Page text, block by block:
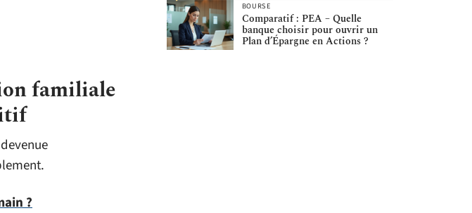
familiale
?
BOURSE
Comparatif : PEA – Quelle
banque choisir pour ouvrir un
Plan d’Épargne en Actions ?